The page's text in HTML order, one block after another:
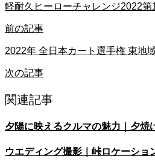
軽耐久ヒーローチャレンジ2022
前の記事
2022年 全日本カート選手権 東地
次の記事
関連記事
夕陽に映えるクルマの魅力｜夕焼
ウエディング撮影｜峠ロケーシ